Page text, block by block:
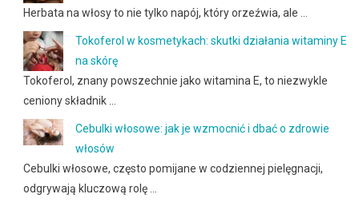
Herbata na włosy to nie tylko napój, który orzeźwia, ale …
Tokoferol w kosmetykach: skutki działania witaminy E
na skórę
Tokoferol, znany powszechnie jako witamina E, to niezwykle
ceniony składnik …
Cebulki włosowe: jak je wzmocnić i dbać o zdrowie
włosów
Cebulki włosowe, często pomijane w codziennej pielęgnacji,
odgrywają kluczową rolę …